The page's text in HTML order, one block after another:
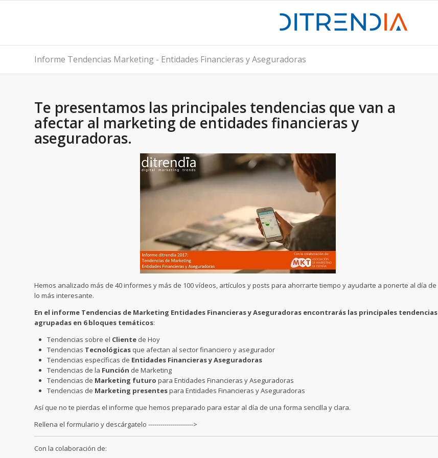
Informe Tendencias Marketing - Entidades Financieras y Aseguradoras
Te presentamos las principales tendencias que van a
afectar al marketing de entidades financieras y
aseguradoras.
Hemos analizado más de 40 informes y más de 100 vídeos, artículos y posts para ahorrarte tiempo y ayudarte a ponerte al día de
lo más interesante.
En el informe Tendencias de Marketing Entidades Financieras y Aseguradoras encontrarás las principales tendencias
agrupadas en 6 bloques temáticos:
Tendencias sobre el Cliente de Hoy
Tendencias Tecnológicas que afectan al sector financiero y asegurador
Tendencias específicas de Entidades Financieras y Aseguradoras
Tendencias de la Función de Marketing
Tendencias de Marketing futuro para Entidades Financieras y Aseguradoras
Tendencias de Marketing presentespara Entidades Financieras y Aseguradoras
Así que no te pierdas el informe que hemos preparado para estar al día de una forma sencilla y clara.
Rellena el formulario y descárgatelo ---------------------->
Con la colaboración de: